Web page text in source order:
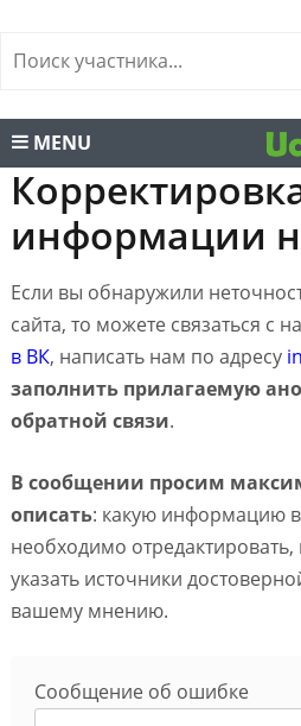
MENU
информации
Если вы обнаружили
сайта, то можете связаться с
в ВК, написать нам по адресу
заполнить прилагаемую
обратной связи.
В сообщении просим
описать: какую информацию
необходимо отредактировать,
указать источники
вашему мнению.
Сообщение об ошибке